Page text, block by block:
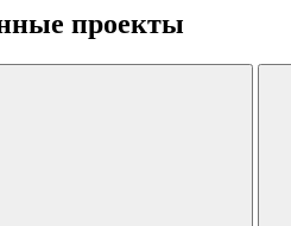
проекты